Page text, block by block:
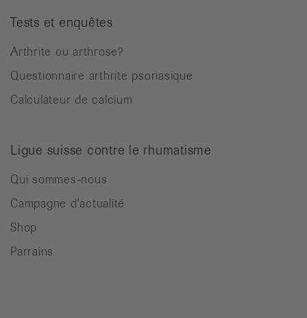
Tests et enquêtes
Arthrite ou arthrose?
Questionnaire arthrite psoriasique
Calculateur de calcium
Ligue suisse contre le rhumatisme
Qui sommes-nous
Campagne d'actualité
Shop
Parrains